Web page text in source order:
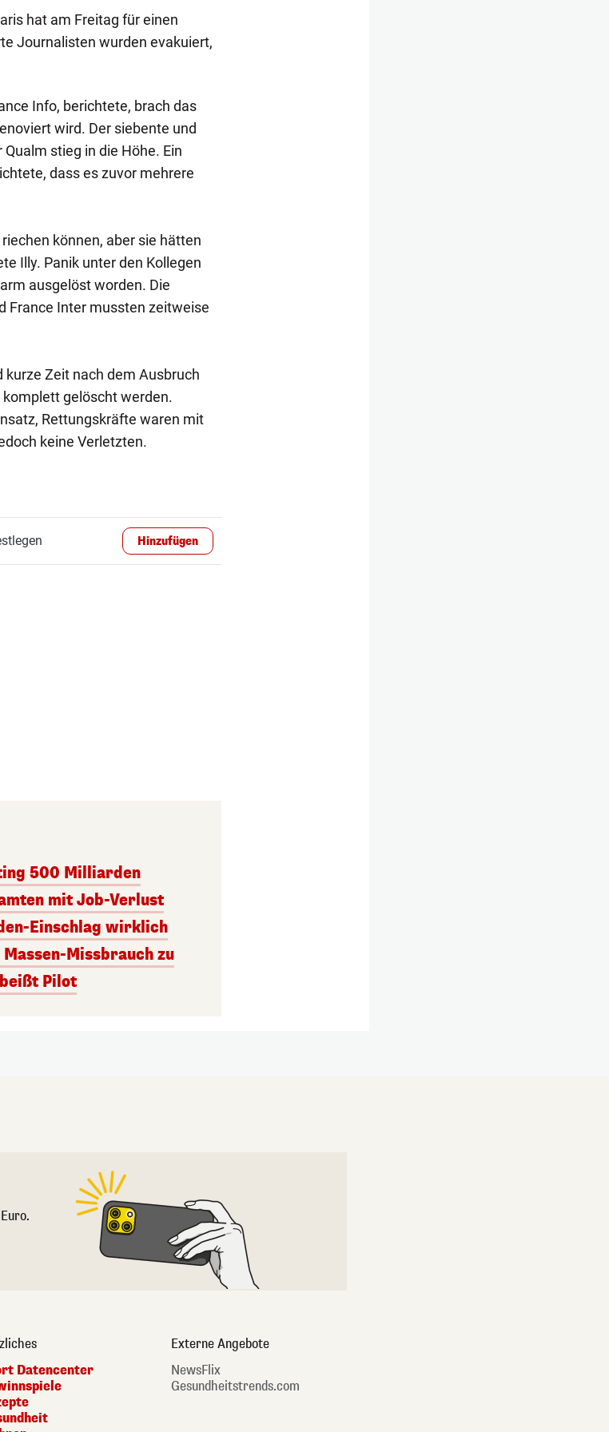
hat am Freitag für einen
Journalisten wurden evakuiert,
Info, berichtete, brach das
wird. Der siebente und
stieg in die Höhe. Ein
dass es zuvor mehrere
können, aber sie hätten
Illy. Panik unter den Kollegen
ausgelöst worden. Die
France Inter mussten zeitweise
kurze Zeit nach dem Ausbruch
gelöscht werden.
Rettungskräfte waren mit
keine Verletzten.
Hinzufügen
500 Milliarden
mit Job-Verlust
Einschlag wirklich
Missbrauch zu
Pilot
Datencenter
Externe Angebote
NewsFlix
Gesundheitstrends.com